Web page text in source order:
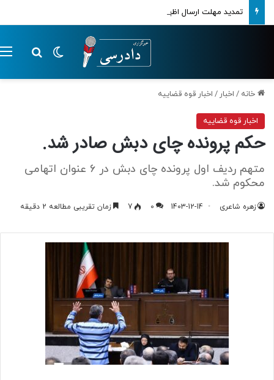
تمدید مهلت ارسال اظهارنامه‌های مالیاتی تا پایان تابستان 1405
تغییر پوسته
خانه / اخبار / اخبار قوه قضاییه
اخبار قوه قضاییه
حکم پرونده چای دبش صادر شد.
متهم ردیف اول پرونده چای دبش در 6 عنوان اتهامی
محکوم شد.
زهره شاعری 1403-12-14
0
7 زمان تقریبی مطالعه 2 دقیقه